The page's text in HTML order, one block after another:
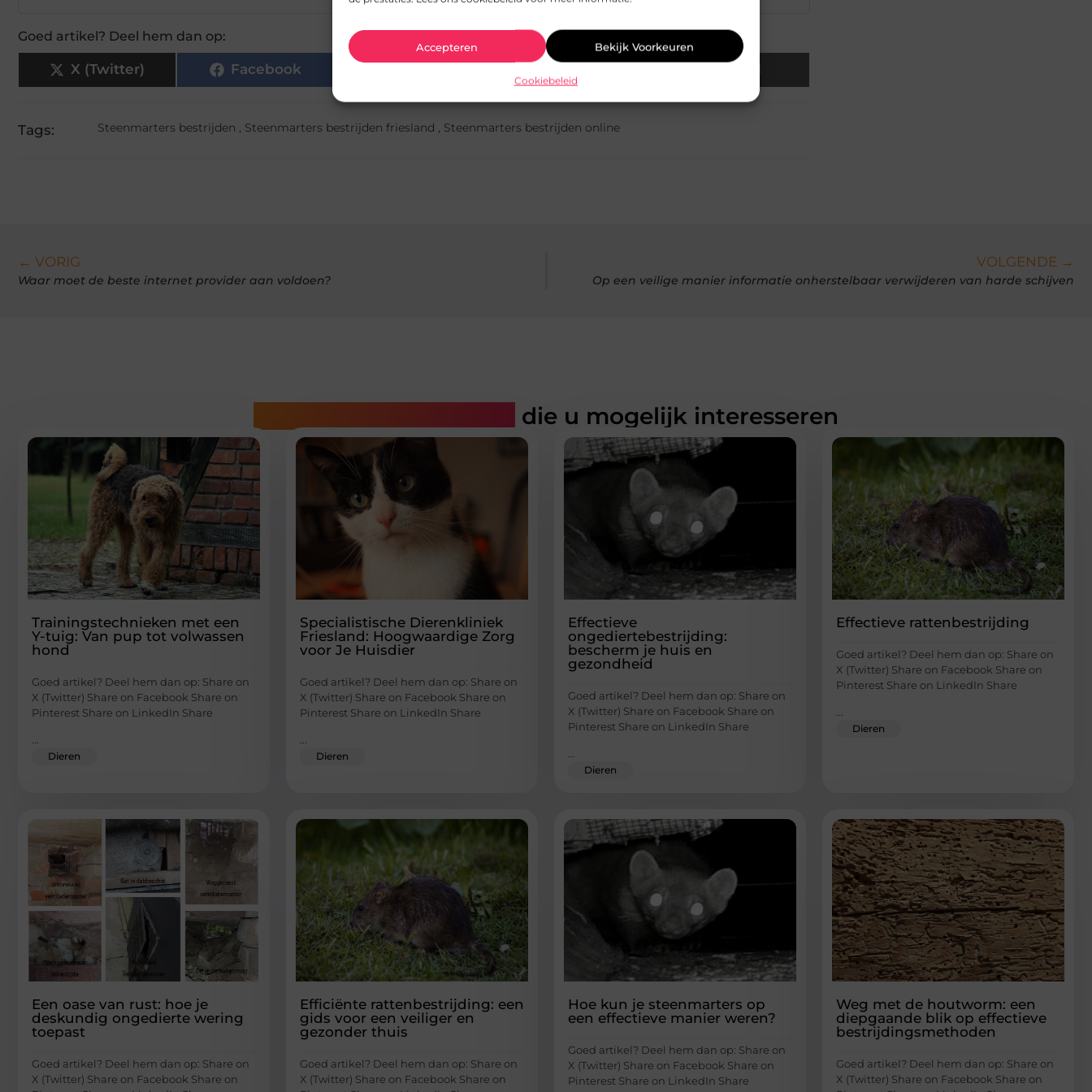
Accepteren Bekijk Voorkeuren
Cookiebeleid
Goed artikel? Deel hem dan op:
X (Twitter) Facebook
Tags: Steenmarters bestrijden , Steenmarters bestrijden friesland , Steenmarters bestrijden online
← VORIG
Waar moet de beste internet provider aan voldoen?
VOLGENDE →
Op een veilige manier informatie onherstelbaar verwijderen van harde schijven
die u mogelijk interesseren
Trainingstechnieken met een
Y-tuig: Van pup tot volwassen
hond
Goed artikel? Deel hem dan op: Share on
X (Twitter) Share on Facebook Share on
Pinterest Share on LinkedIn Share
...
Dieren
Specialistische Dierenkliniek
Friesland: Hoogwaardige Zorg
voor Je Huisdier
Goed artikel? Deel hem dan op: Share on
X (Twitter) Share on Facebook Share on
Pinterest Share on LinkedIn Share
...
Dieren
Effectieve
ongediertebestrijding:
bescherm je huis en
gezondheid
Goed artikel? Deel hem dan op: Share on
X (Twitter) Share on Facebook Share on
Pinterest Share on LinkedIn Share
...
Dieren
Effectieve rattenbestrijding
Goed artikel? Deel hem dan op: Share on
X (Twitter) Share on Facebook Share on
Pinterest Share on LinkedIn Share
...
Dieren
Een oase van rust: hoe je
deskundig ongedierte wering
toepast
Goed artikel? Deel hem dan op: Share on
X (Twitter) Share on Facebook Share on
Efficiënte rattenbestrijding: een
gids voor een veiliger en
gezonder thuis
Goed artikel? Deel hem dan op: Share on
X (Twitter) Share on Facebook Share on
Hoe kun je steenmarters op
een effectieve manier weren?
Goed artikel? Deel hem dan op: Share on
X (Twitter) Share on Facebook Share on
Pinterest Share on LinkedIn Share
Weg met de houtworm: een
diepgaande blik op effectieve
bestrijdingsmethoden
Goed artikel? Deel hem dan op: Share on
X (Twitter) Share on Facebook Share on